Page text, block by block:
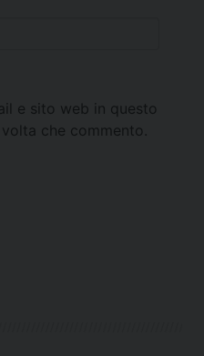
e sito web in questo
che commento.